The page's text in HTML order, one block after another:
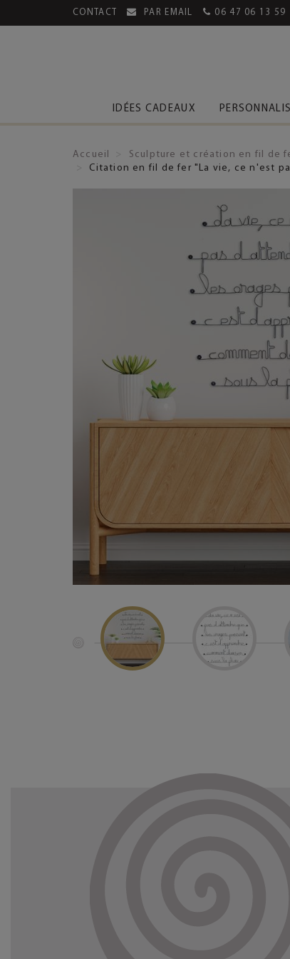
CONTACT PAR EMAIL 06 47 06 13 59
LIVRAISON OFFERTE
IDÉES CADEAUX
Accueil Sculpture et création en fil de
Citation en fil de fer "La vie, ce n'est